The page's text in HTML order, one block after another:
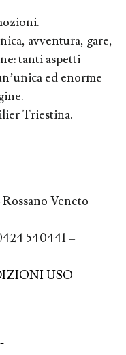
avventura, gare,
tanti aspetti
ed enorme
Triestina.
Rossano Veneto
540441 –
USO